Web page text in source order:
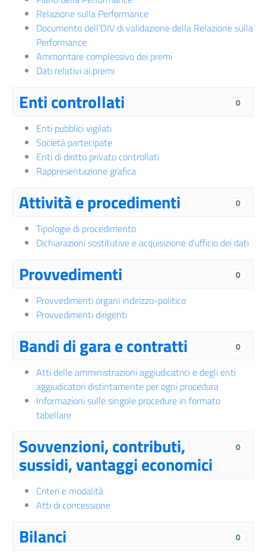
Relazione sulla Performance
Documento dell'OIV di validazione della Relazione sulla
Performance
Ammontare complessivo dei premi
Dati relativi ai premi
0
Enti controllati
Enti pubblici vigilati
Società partecipate
Enti di diritto privato controllati
Rappresentazione grafica
0
Attività e procedimenti
Tipologie di procedimento
Dichiarazioni sostitutive e acquisizione d'ufficio dei dati
0
Provvedimenti
Provvedimenti organi indirizzo-politico
Provvedimenti dirigenti
0
Bandi di gara e contratti
Atti delle amministrazioni aggiudicatrici e degli enti
aggiudicatori distintamente per ogni procedura
Informazioni sulle singole procedure in formato
tabellare
0
Sovvenzioni, contributi,
sussidi, vantaggi economici
Criteri e modalità
Atti di concessione
0
Bilanci